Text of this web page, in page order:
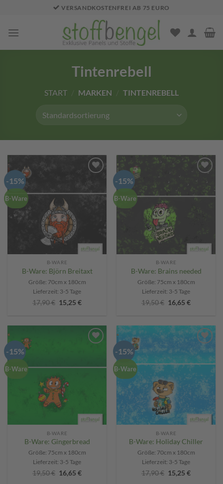
springen
VERSANDKOSTENFREI AB 75 EURO
Tintenrebell
START MARKEN TINTENREBELL
-15%
B-Ware
B-WARE
B-Ware: Björn Breitaxt
Größe: 70cm x 180cm
Lieferzeit: 3-5 Tage
17,90€ Ursprünglicher
Preis
15,25€Aktueller
-15%
B-Ware
Add to
wishlist
B-WARE
B-Ware: Brains needed
Größe: 75cm x 180cm
Lieferzeit: 3-5 Tage
19,50€ Ursprünglicher
Preis
16,65€Aktueller
-15%
B-Ware
B-WARE
B-Ware: Gingerbread
Größe: 75cm x 180cm
Lieferzeit: 3-5 Tage
19,50€ Ursprünglicher
Preis
16,65€Aktueller
-15%
B-Ware
Add to
wishlist
B-WARE
B-Ware: Holiday Chiller
Größe: 70cm x 180cm
Lieferzeit: 3-5 Tage
17,90€ Ursprünglicher
Preis
15,25€Aktueller